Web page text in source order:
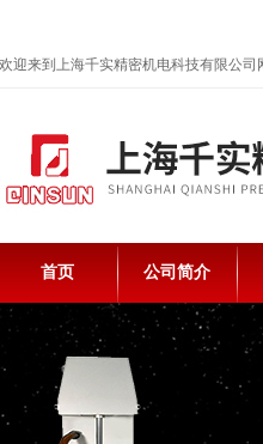
欢迎来到上海千实精密机电科技有限公司
首页 公司简介